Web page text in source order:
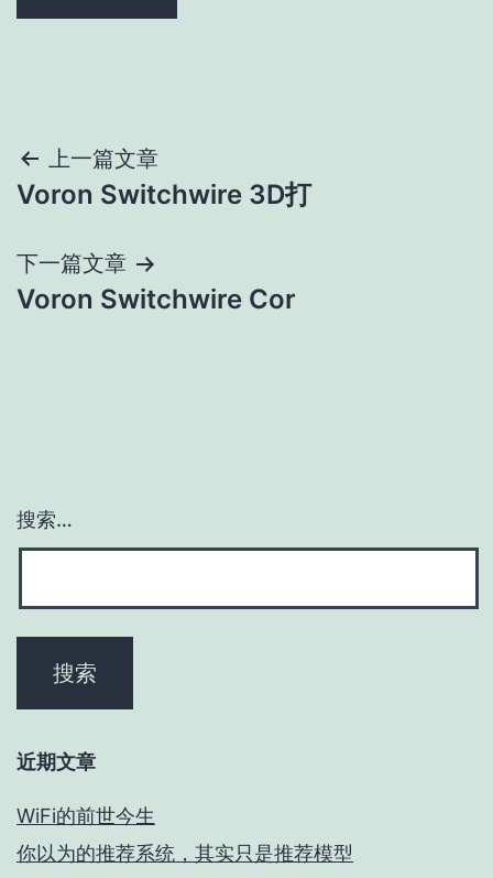
文
章
导
航
上一篇文章
Voron Switchwire 3D打
下一篇文章
Voron Switchwire Cor
搜索…
近期文章
WiFi的前世今生
你以为的推荐系统，其实只是推荐模型